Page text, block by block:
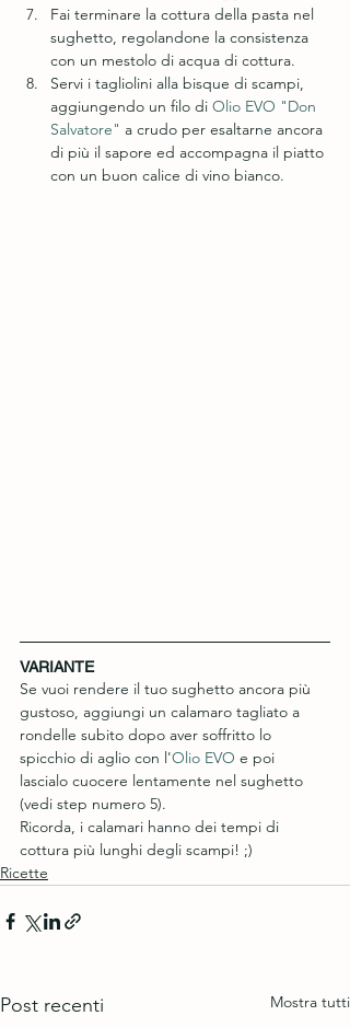
Fai terminare la cottura della pasta nel
sughetto, regolandone la consistenza
con un mestolo di acqua di cottura.
Servi i tagliolini alla bisque di scampi,
aggiungendo un filo di Olio EVO "Don
Salvatore" a crudo per esaltarne ancora
di più il sapore ed accompagna il piatto
con un buon calice di vino bianco.
VARIANTE
Se vuoi rendere il tuo sughetto ancora più
gustoso, aggiungi un calamaro tagliato a
rondelle subito dopo aver soffritto lo
spicchio di aglio con l'Olio EVO e poi
lascialo cuocere lentamente nel sughetto
(vedi step numero 5).
Ricorda, i calamari hanno dei tempi di
cottura più lunghi degli scampi! ;)
Ricette
Post recenti Mostra tutti